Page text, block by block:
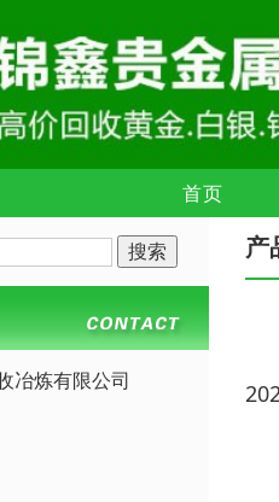
首页
冶炼有限公司
产